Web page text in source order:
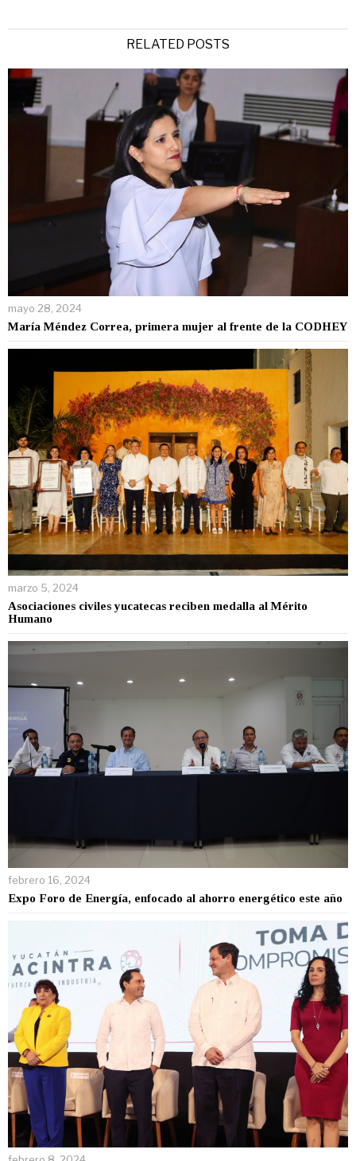
RELATED POSTS
mayo 28, 2024
María Méndez Correa, primera mujer al frente de la CODHEY
marzo 5, 2024
Asociaciones civiles yucatecas reciben medalla al Mérito
Humano
febrero 16, 2024
Expo Foro de Energía, enfocado al ahorro energético este año